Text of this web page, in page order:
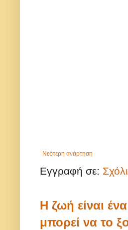
Νεότερη ανάρτηση
Εγγραφή σε:
Η ζωή είναι
μπορεί να το